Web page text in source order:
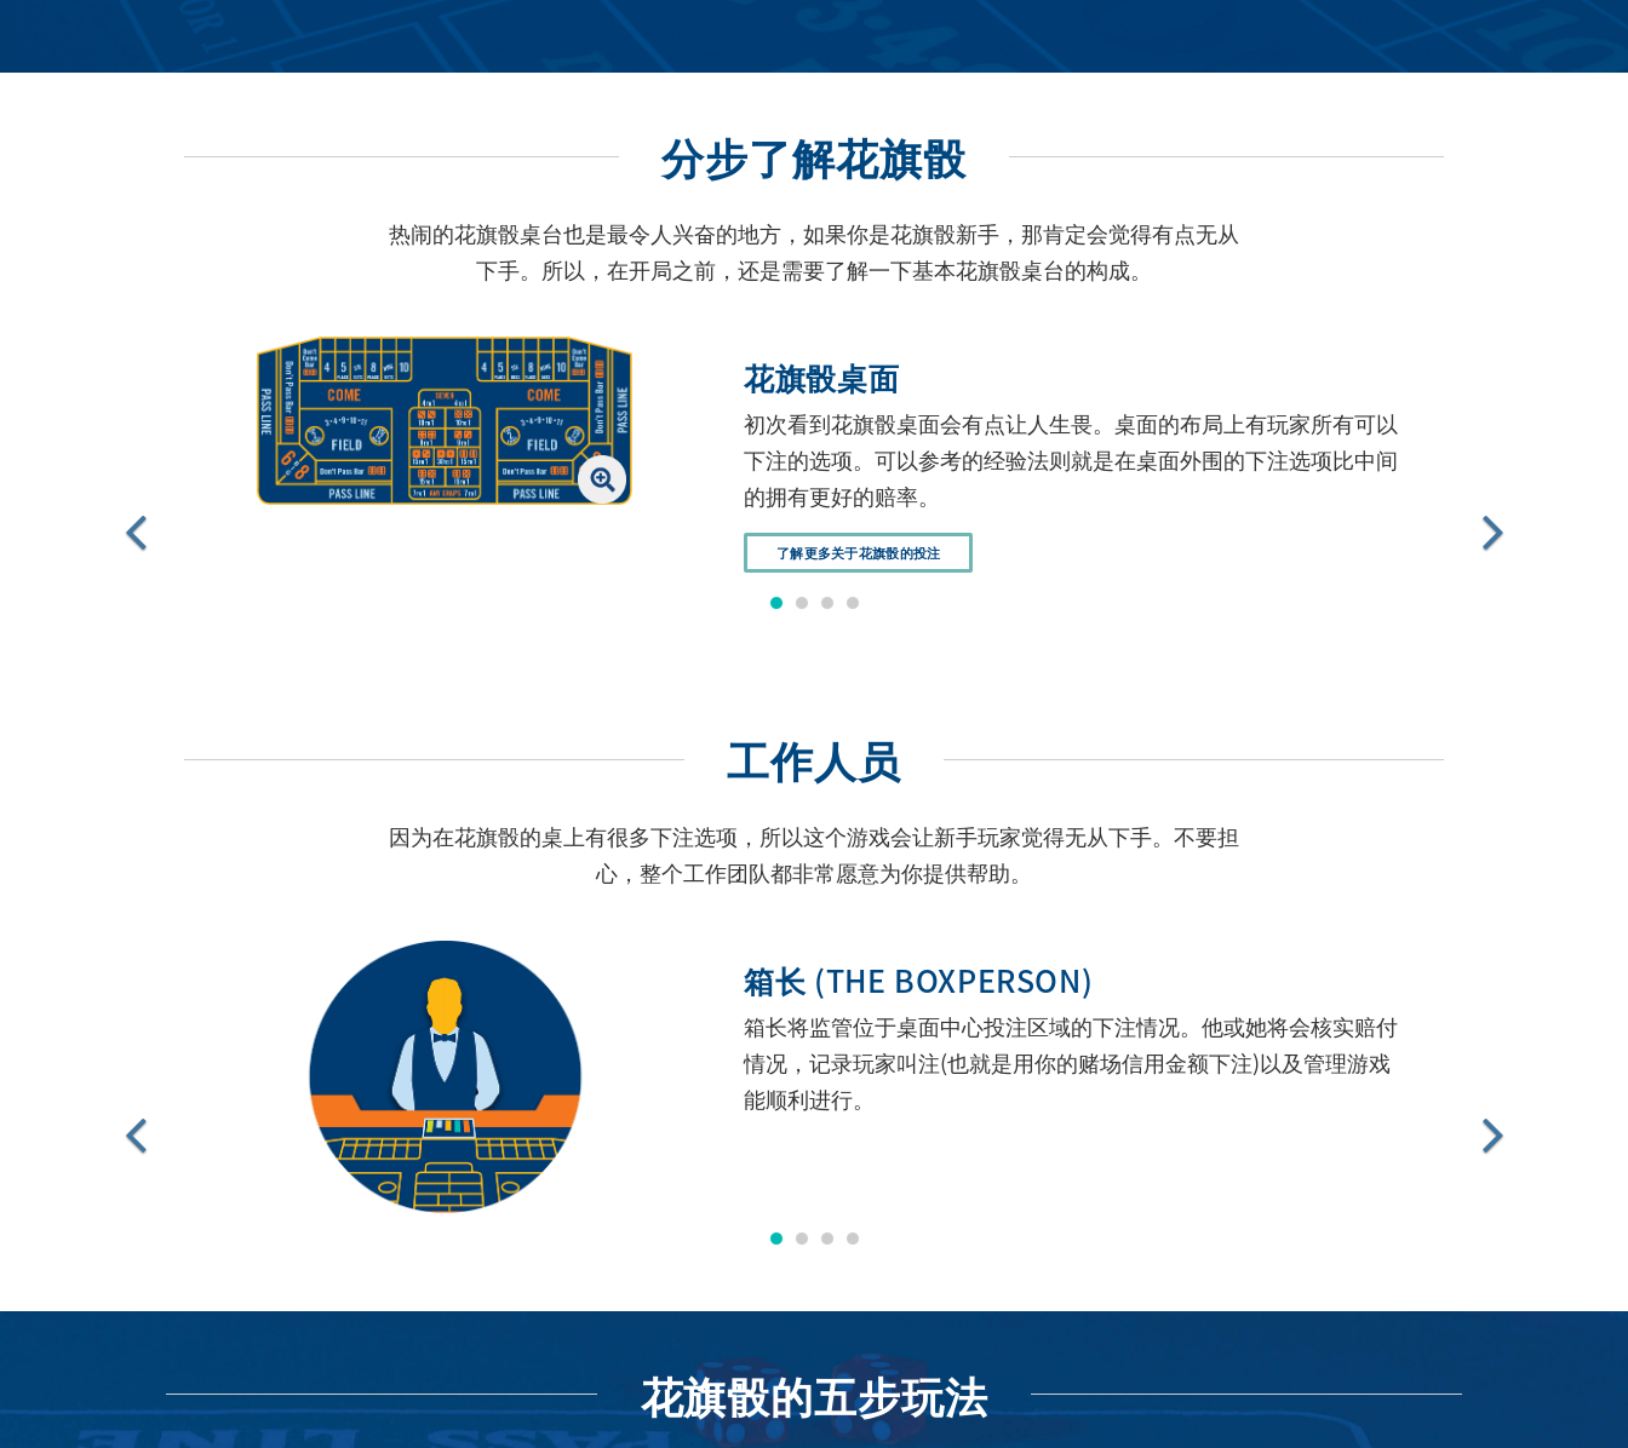
分步了解花旗骰
热闹的花旗骰桌台也是最令人兴奋的地方，如果你是花旗骰新手，那肯定会觉得有点无从
下手。所以，在开局之前，还是需要了解一下基本花旗骰桌台的构成。
花旗骰桌面
初次看到花旗骰桌面会有点让人生畏。桌面的布局上有玩家所有可以
下注的选项。可以参考的经验法则就是在桌面外围的下注选项比中间
的拥有更好的赔率。
了解更多关于花旗骰的投注
工作人员
因为在花旗骰的桌上有很多下注选项，所以这个游戏会让新手玩家觉得无从下手。不要担
心，整个工作团队都非常愿意为你提供帮助。
箱长 (THE BOXPERSON)
箱长将监管位于桌面中心投注区域的下注情况。他或她将会核实赔付
情况，记录玩家叫注(也就是用你的赌场信用金额下注)以及管理游戏
能顺利进行。
花旗骰的五步玩法